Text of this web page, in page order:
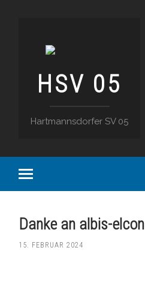
HSV 05
Hartmannsdorfer SV 05
Mobile-
Menü
Danke an albis-elcon
15. FEBRUAR 2024